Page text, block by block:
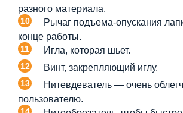
разного материала.
Рычаг подъема-опускания
конце работы.
Игла, которая шьет.
Винт, закрепляющий иглу.
Нитевдеватель — очень
пользователю.